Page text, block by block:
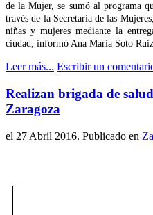
de la Mujer, se sumó al programa
través de la Secretaría de las
niñas y mujeres mediante la
ciudad, informó Ana María Soto
Leer más... Escribir un
Realizan brigada de
Zaragoza
el 27 Abril 2016. Publicado en